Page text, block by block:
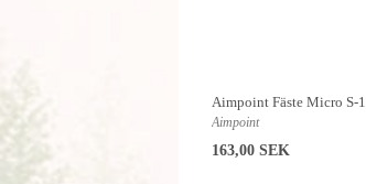
Aimpoint Fäste Micro S-1
Aimpoint
163,00 SEK